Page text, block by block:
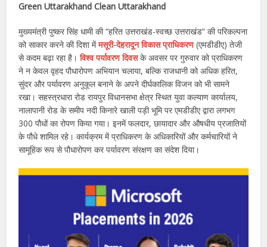
Green Uttarakhand Clean Uttarakhand
मुख्यमंत्री पुष्कर सिंह धामी की “हरित उत्तराखंड-स्वच्छ उत्तराखंड” की परिकल्पना
को साकार करने की दिशा मेंमसूरी-देहरादून विकास प्राधिकरण(एमडीडीए) तेजी
से कदम बढ़ा रहा है।विश्व पर्यावरण दिवसके अवसर पर गुरुवार को प्राधिकरण
ने न केवल वृहद पौधारोपण अभियान चलाया, बल्कि राजधानी को अधिक हरित,
सुंदर और पर्यावरण अनुकूल बनाने के अपने दीर्घकालिक विजन को भी सामने
रखा। सहस्त्रधारा रोड रायपुर विधानसभा क्षेत्र स्थित युवा कल्याण कार्यालय,
नालापानी रोड के समीप नदी किनारे खाली पड़ी भूमि पर एमडीडीए द्वारा लगभग
300 पौधों का रोपण किया गया। इनमें फलदार, छायादार और औषधीय प्रजातियों
के पौधे शामिल रहे। कार्यक्रम में प्राधिकरण के अधिकारियों और कर्मचारियों ने
सामूहिक रूप से पौधारोपण कर पर्यावरण संरक्षण का संदेश दिया।